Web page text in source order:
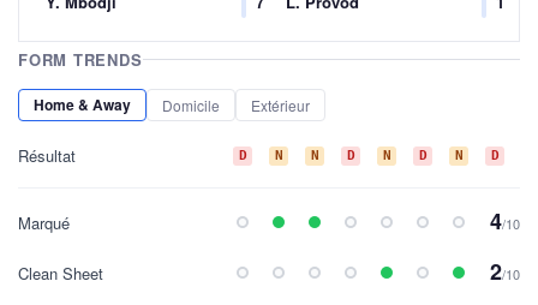
FORM TRENDS
Home & Away Domicile Extérieur
Résultat D N N D N D N D
Marqué 4/10
Clean Sheet 2/10